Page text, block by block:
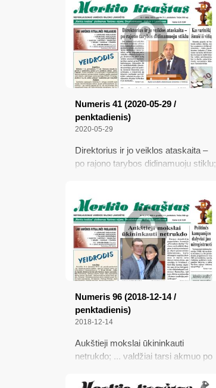
Klaudijus Marinas: „Man muzika yra
laisvė“
Numeris 41 (2020-05-29 /
penktadienis)
2020-05-29
Direktorius ir jo veiklos ataskaita –
po rajono tarybos didinamuoju stiklu;
mus išbraukė; Kas varėniškį
išmušė iš vėžių; Karantinas
pratęstas, bet vėl sušvelnintas
Numeris 96 (2018-12-14 /
penktadienis)
2018-12-14
Aukštieji mokslai ūkininkauti
netrukdo; ... valdžiai tarsi akmuo po
Politinės kampanijos dalyviai jau